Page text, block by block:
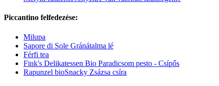
Piccantino felfedezése:
Milupa
Sapore di Sole Gránátalma lé
Férfi tea
Fink's Delikatessen Bio Paradicsom pesto - Csípős
Rapunzel bioSnacky Zsázsa csíra